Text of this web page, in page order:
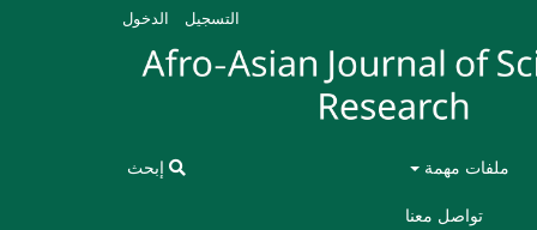
ملفات مهمة
تواصل معنا
إبحث
التسجيل الدخول